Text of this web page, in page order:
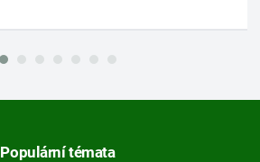
Populární témata